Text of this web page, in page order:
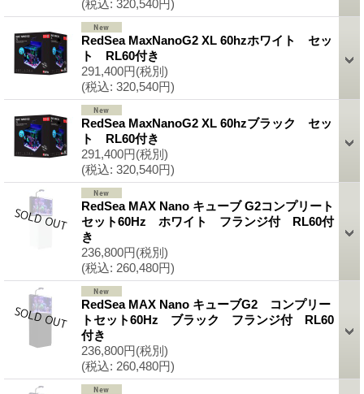
(税込: 320,540円)
RedSea MaxNanoG2 XL 60hzホワイト セッ
ト RL60付き
291,400円(税別)
(税込: 320,540円)
RedSea MaxNanoG2 XL 60hzブラック セッ
ト RL60付き
291,400円(税別)
(税込: 320,540円)
RedSea MAX Nano キューブ G2コンプリート
セット60Hz ホワイト フランジ付 RL60付
き
236,800円(税別)
(税込: 260,480円)
RedSea MAX Nano キューブG2 コンプリー
トセット60Hz ブラック フランジ付 RL60
付き
236,800円(税別)
(税込: 260,480円)